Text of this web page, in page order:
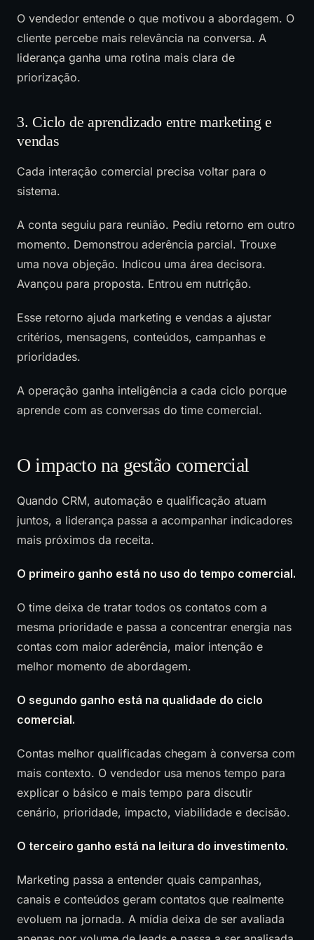
O vendedor entende o que motivou a abordagem. O
cliente percebe mais relevância na conversa. A
liderança ganha uma rotina mais clara de
priorização.
3. Ciclo de aprendizado entre marketing e
vendas
Cada interação comercial precisa voltar para o
sistema.
A conta seguiu para reunião. Pediu retorno em outro
momento. Demonstrou aderência parcial. Trouxe
uma nova objeção. Indicou uma área decisora.
Avançou para proposta. Entrou em nutrição.
Esse retorno ajuda marketing e vendas a ajustar
critérios, mensagens, conteúdos, campanhas e
prioridades.
A operação ganha inteligência a cada ciclo porque
aprende com as conversas do time comercial.
O impacto na gestão comercial
Quando CRM, automação e qualificação atuam
juntos, a liderança passa a acompanhar indicadores
mais próximos da receita.
O primeiro ganho está no uso do tempo comercial.
O time deixa de tratar todos os contatos com a
mesma prioridade e passa a concentrar energia nas
contas com maior aderência, maior intenção e
melhor momento de abordagem.
O segundo ganho está na qualidade do ciclo
comercial.
Contas melhor qualificadas chegam à conversa com
mais contexto. O vendedor usa menos tempo para
explicar o básico e mais tempo para discutir
cenário, prioridade, impacto, viabilidade e decisão.
O terceiro ganho está na leitura do investimento.
Marketing passa a entender quais campanhas,
canais e conteúdos geram contatos que realmente
evoluem na jornada. A mídia deixa de ser avaliada